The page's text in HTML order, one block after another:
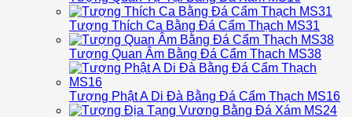
Tượng Thích Ca Bằng Đá Cẩm Thạch MS31
Tượng Quan Âm Bằng Đá Cẩm Thạch MS38
Tượng Phật A Di Đà Bằng Đá Cẩm Thạch MS16